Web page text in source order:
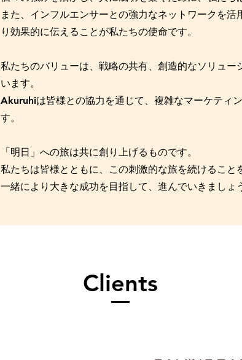
また、インフルエンサーとの強力なネットワークを
り効果的に伝えることが私たちの使命です。
私たちのバリューは、戦略の共有、創造的なソリュ
います。
Akuruhiは皆様との協力を通じて、複雑なマーケティ
す。
「明日」への旅は共に創り上げるものです。
私たちは皆様とともに、この刺激的な旅を続けること
一緒により大きな成功を目指して、進んでいきましょ
Clients